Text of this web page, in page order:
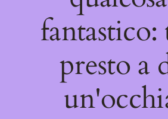
presto a